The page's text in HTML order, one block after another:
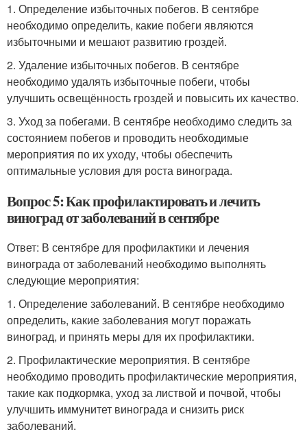
1. Определение избыточных побегов. В сентябре
необходимо определить, какие побеги являются
избыточными и мешают развитию гроздей.
2. Удаление избыточных побегов. В сентябре
необходимо удалять избыточные побеги, чтобы
улучшить освещённость гроздей и повысить их качество.
3. Уход за побегами. В сентябре необходимо следить за
состоянием побегов и проводить необходимые
мероприятия по их уходу, чтобы обеспечить
оптимальные условия для роста винограда.
Вопрос 5: Как профилактировать и лечить
виноград от заболеваний в сентябре
Ответ: В сентябре для профилактики и лечения
винограда от заболеваний необходимо выполнять
следующие мероприятия:
1. Определение заболеваний. В сентябре необходимо
определить, какие заболевания могут поражать
виноград, и принять меры для их профилактики.
2. Профилактические мероприятия. В сентябре
необходимо проводить профилактические мероприятия,
такие как подкормка, уход за листвой и почвой, чтобы
улучшить иммунитет винограда и снизить риск
заболеваний.